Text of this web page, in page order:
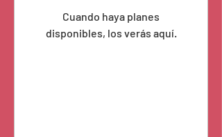
Cuando haya planes
disponibles, los verás aquí.